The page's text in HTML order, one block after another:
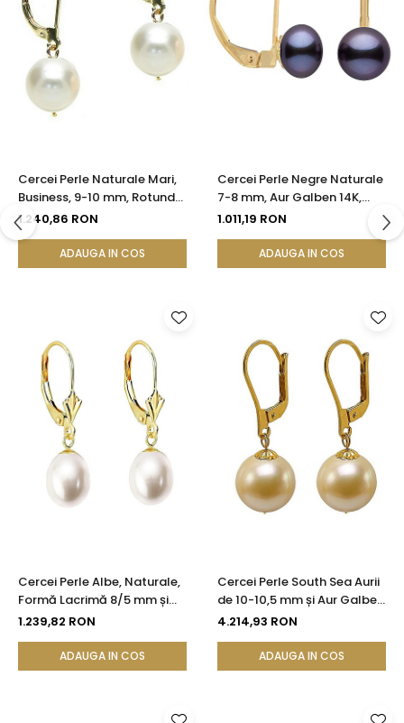
Cercei Perle Naturale Mari,
Business, 9-10 mm, Rotunde
AAA, Aur 14K (aur 585) |
KASKADDA®
1.240,86 RON
ADAUGA IN COS
Cercei Perle Negre Naturale
7-8 mm, Aur Galben 14K,
Formă Buton, Tortiță Închisă
1.011,19 RON
ADAUGA IN COS
Cercei Perle Albe, Naturale,
Formă Lacrimă 8/5 mm și
Aur Galben 14K | KASKADDA®
1.239,82 RON
ADAUGA IN COS
Cercei Perle South Sea Aurii
de 10-10,5 mm și Aur Galben
14K, Forma Rotundă |
4.214,93 RON
ADAUGA IN COS